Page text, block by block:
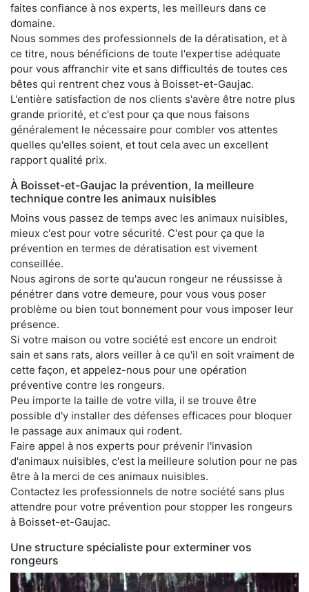
faites confiance à nos experts, les meilleurs dans ce
domaine.
Nous sommes des professionnels de la dératisation, et à
ce titre, nous bénéficions de toute l'expertise adéquate
pour vous affranchir vite et sans difficultés de toutes ces
bêtes qui rentrent chez vous à Boisset-et-Gaujac.
L'entière satisfaction de nos clients s'avère être notre plus
grande priorité, et c'est pour ça que nous faisons
généralement le nécessaire pour combler vos attentes
quelles qu'elles soient, et tout cela avec un excellent
rapport qualité prix.
À Boisset-et-Gaujac la prévention, la meilleure
technique contre les animaux nuisibles
Moins vous passez de temps avec les animaux nuisibles,
mieux c'est pour votre sécurité. C'est pour ça que la
prévention en termes de dératisation est vivement
conseillée.
Nous agirons de sorte qu'aucun rongeur ne réussisse à
pénétrer dans votre demeure, pour vous vous poser
problème ou bien tout bonnement pour vous imposer leur
présence.
Si votre maison ou votre société est encore un endroit
sain et sans rats, alors veiller à ce qu'il en soit vraiment de
cette façon, et appelez-nous pour une opération
préventive contre les rongeurs.
Peu importe la taille de votre villa, il se trouve être
possible d'y installer des défenses efficaces pour bloquer
le passage aux animaux qui rodent.
Faire appel à nos experts pour prévenir l'invasion
d'animaux nuisibles, c'est la meilleure solution pour ne pas
être à la merci de ces animaux nuisibles.
Contactez les professionnels de notre société sans plus
attendre pour votre prévention pour stopper les rongeurs
à Boisset-et-Gaujac.
Une structure spécialiste pour exterminer vos
rongeurs